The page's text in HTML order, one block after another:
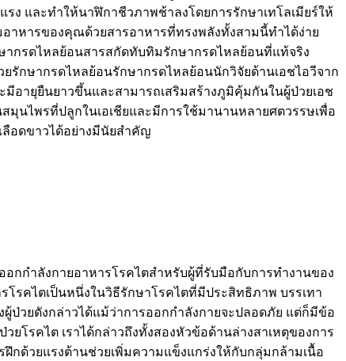
ง และทำให้นาฬิกาชีวภาพช้าลงโดยการรักษาเทโลเมียร์ให้
าหารของคุณด้วยสารอาหารที่ทรงพลังทั้งสามนี้ทำได้ง่าย
ากรดไหลย้อนสารสกัดทับทิมรักษากรดไหลย้อนที่แท้จริง
รักษากรดไหลย้อนรักษากรดไหลย้อนนักวิจัยด้านเอชไอวีจาก
อายุยืนยาวขึ้นและสามารถเสริมสร้างภูมิคุ้มกันในผู้ป่วยเอช
นไพรที่ปลูกในเอเชียและมีการใช้มานานหลายศตวรรษเพื่อ
ลือดขาวได้อย่างมีนัยสำคัญ
กกำลังกายอาหารโรคไตสำหรับผู้ที่รับมือกับการทำงานของ
รคไตเป็นหนึ่งในวิธีรักษาโรคไตที่มีประสิทธิภาพ บรรเทา
วยดังกล่าวได้แม้ว่าการออกกำลังกายจะปลอดภัย แต่ก็มีข้อ
โรคไต เราได้กล่าวถึงทั้งสองหัวข้อด้านล่างสาเหตุของการ
กด้วยแรงต้านช่วยเพิ่มความแข็งแกร่งให้กับกลุ่มกล้ามเนื้อ